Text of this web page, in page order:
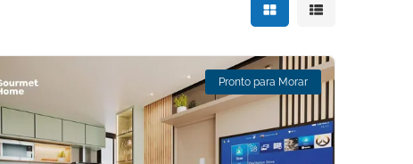
Mostrar resultados
Mostrar
Pronto para Morar